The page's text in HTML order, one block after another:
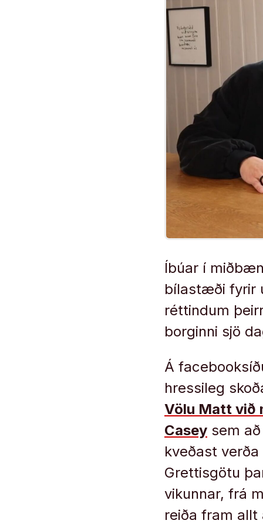
Íbúar í
bílastæði fyrir
réttindum
borginni sjö
Á
hressileg
Völu Matt við
Casey sem
kveðast
Grettisgötu
vikunnar, frá
reiða fram